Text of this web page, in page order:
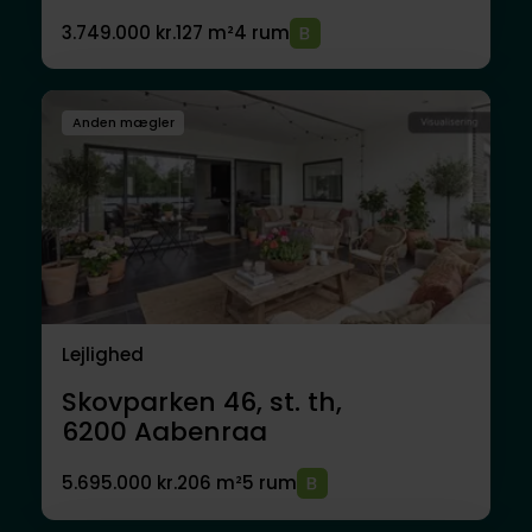
3.749.000 kr.127 m²4 rum
Anden mægler
Lejlighed
Skovparken 46, st. th,
6200 Aabenraa
5.695.000 kr.206 m²5 rum